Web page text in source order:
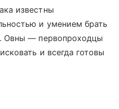
известны
и умением брать
Овны — первопроходцы
и всегда готовы